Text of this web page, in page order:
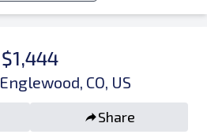
$1,444
Englewood, CO, US
Share